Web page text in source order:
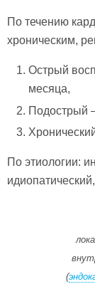
По течению
хроническим,
Острый
месяца,
Подострый
По этиологии:
(